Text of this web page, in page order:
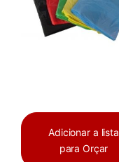
Adicionar a lista
para Orçar